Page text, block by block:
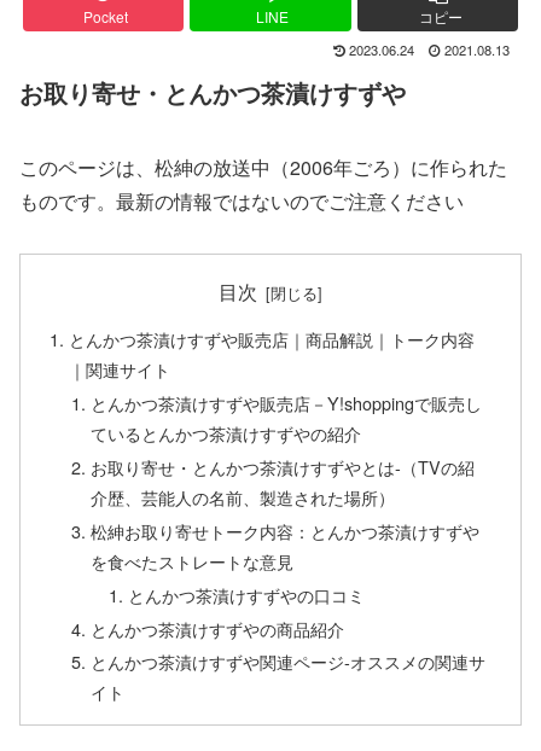
Pocket LINE コピー
2023.06.24 2021.08.13
お取り寄せ・とんかつ茶漬けすずや
このページは、松紳の放送中（2006年ごろ）に作られた
ものです。最新の情報ではないのでご注意ください
目次
とんかつ茶漬けすずや販売店｜商品解説｜トーク内容
｜関連サイト
とんかつ茶漬けすずや販売店－Y!shoppingで販売し
ているとんかつ茶漬けすずやの紹介
お取り寄せ・とんかつ茶漬けすずやとは-（TVの紹
介歴、芸能人の名前、製造された場所）
松紳お取り寄せトーク内容：とんかつ茶漬けすずや
を食べたストレートな意見
とんかつ茶漬けすずやの口コミ
とんかつ茶漬けすずやの商品紹介
とんかつ茶漬けすずや関連ページ-オススメの関連サ
イト